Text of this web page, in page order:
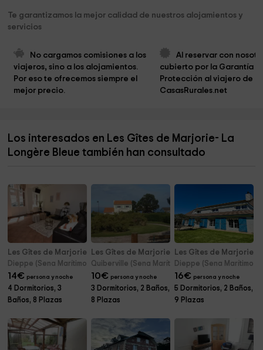
Te garantizamos la mejor calidad de nuestros alojamientos y
servicios
No cargamos comisiones a los
viajeros, sino a los alojamientos.
Por eso te ofrecemos siempre el
mejor precio.
Al reservar con
cubierto por la Garantía
Protección al viajero de
CasasRurales.net
Los interesados en Les Gîtes de Marjorie- La
Longère Bleue también han consultado
Les Gîtes de Marjorie- Les Falaises de L'Estran
Dieppe (Sena Marítimo)
14€ persona y noche
4 Dormitorios, 3
Baños, 8 Plazas
Les Gîtes de Marjorie- Villa Les Mouettes
Quiberville (Sena Marítimo)
10€ persona y noche
3 Dormitorios, 2 Baños,
8 Plazas
Les Gîtes de Marjorie-
Dieppe (Sena Marítimo)
16€ persona y noche
5 Dormitorios, 2 Baños,
9 Plazas